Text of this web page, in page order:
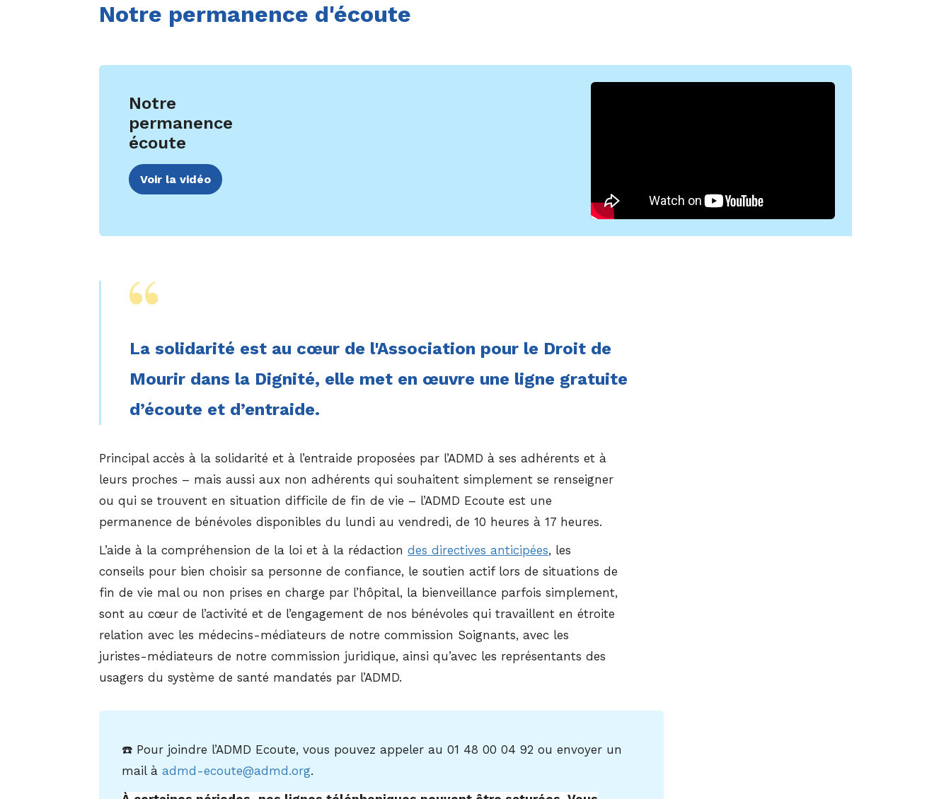
Notre permanence d'écoute
Notre
permanence
écoute
Voir la vidéo
La solidarité est au cœur de l'Association pour le Droit de
Mourir dans la Dignité, elle met en œuvre une ligne gratuite
d’écoute et d’entraide.
Principal accès à la solidarité et à l’entraide proposées par l’ADMD à ses adhérents et à
leurs proches – mais aussi aux non adhérents qui souhaitent simplement se renseigner
ou qui se trouvent en situation difficile de fin de vie – l’ADMD Ecoute est une
permanence de bénévoles disponibles du lundi au vendredi, de 10 heures à 17 heures.
L’aide à la compréhension de la loi et à la rédaction des directives anticipées, les
conseils pour bien choisir sa personne de confiance, le soutien actif lors de situations de
fin de vie mal ou non prises en charge par l’hôpital, la bienveillance parfois simplement,
sont au cœur de l’activité et de l’engagement de nos bénévoles qui travaillent en étroite
relation avec les médecins-médiateurs de notre commission Soignants, avec les
juristes-médiateurs de notre commission juridique, ainsi qu’avec les représentants des
usagers du système de santé mandatés par l’ADMD.
☎️ Pour joindre l’ADMD Ecoute, vous pouvez appeler au 01 48 00 04 92 ou envoyer un
mail à admd-ecoute@admd.org.